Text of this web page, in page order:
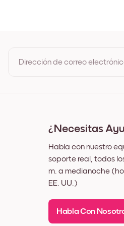
Dirección de correo
¿Necesitas
Habla con nuestro
soporte real, todos
m. a medianoche
EE. UU.)
Habla Con